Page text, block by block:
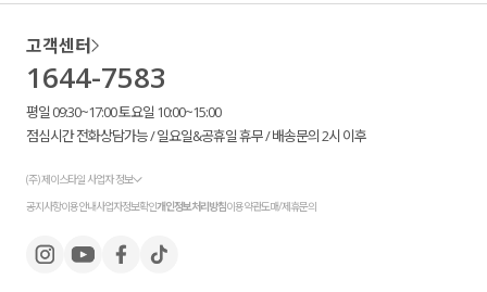
고객센터
1644-7583
평일 09:30~17:00 토요일 10:00~15:00
점심시간 전화상담가능 / 일요일&공휴일 휴무 / 배송문의 2시 이후
(주) 제이스타일 사업자 정보
공지사항이용안내사업자정보확인개인정보처리방침이용약관도매/제휴문의